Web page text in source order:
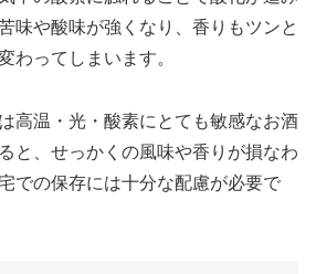
味や酸味が強くなり、香りもツンと
わってしまいます。
高温・光・酸素にとても敏感なお酒
と、せっかくの風味や香りが損なわ
での保存には十分な配慮が必要で